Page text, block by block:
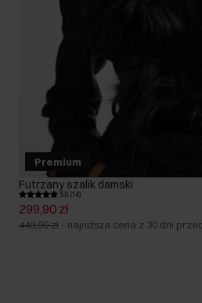
Premium
Futrzany szalik damski
5.0 (14)
299,90 zł
449,90 zł - najniższa cena z 30 dni